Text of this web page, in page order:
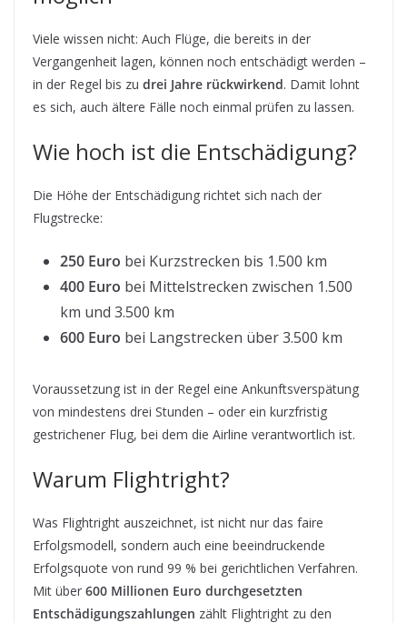
Viele wissen nicht: Auch Flüge, die bereits in der
Vergangenheit lagen, können noch entschädigt werden –
in der Regel bis zu drei Jahre rückwirkend. Damit lohnt
es sich, auch ältere Fälle noch einmal prüfen zu lassen.
Wie hoch ist die Entschädigung?
Die Höhe der Entschädigung richtet sich nach der
Flugstrecke:
250 Euro bei Kurzstrecken bis 1.500 km
400 Euro bei Mittelstrecken zwischen 1.500
km und 3.500 km
600 Euro bei Langstrecken über 3.500 km
Voraussetzung ist in der Regel eine Ankunftsverspätung
von mindestens drei Stunden – oder ein kurzfristig
gestrichener Flug, bei dem die Airline verantwortlich ist.
Warum Flightright?
Was Flightright auszeichnet, ist nicht nur das faire
Erfolgsmodell, sondern auch eine beeindruckende
Erfolgsquote von rund 99 % bei gerichtlichen Verfahren.
Mit über 600 Millionen Euro durchgesetzten
Entschädigungszahlungen zählt Flightright zu den